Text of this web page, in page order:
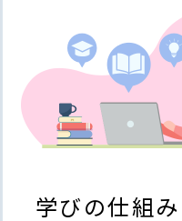
学びの仕組み